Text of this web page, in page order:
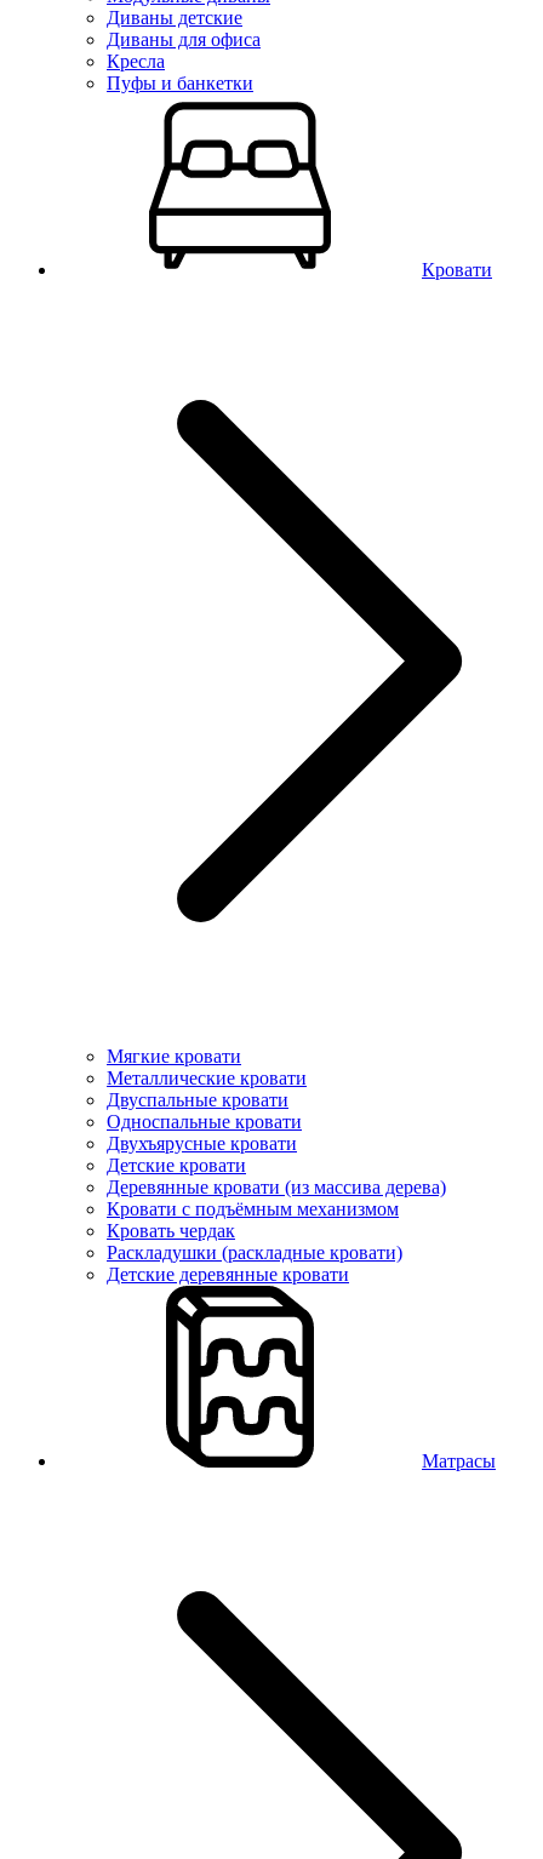
Диваны детские
Диваны для офиса
Кресла
Пуфы и банкетки
Кровати
Мягкие кровати
Металлические кровати
Двуспальные кровати
Односпальные кровати
Двухъярусные кровати
Детские кровати
Деревянные кровати (из массива дерева)
Кровати с подъёмным механизмом
Кровать чердак
Раскладушки (раскладные кровати)
Детские деревянные кровати
Матрасы